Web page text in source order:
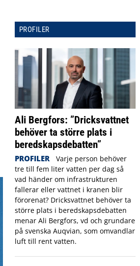
PROFILER
Ali Bergfors: ”Dricksvattnet
behöver ta större plats i
beredskapsdebatten”
PROFILER
Varje person behöver
tre till fem liter vatten per dag så
vad händer om infrastrukturen
fallerar eller vattnet i kranen blir
förorenat? Dricksvattnet behöver ta
större plats i beredskapsdebatten
menar Ali Bergfors, vd och grundare
på svenska Auqvian, som omvandlar
luft till rent vatten.